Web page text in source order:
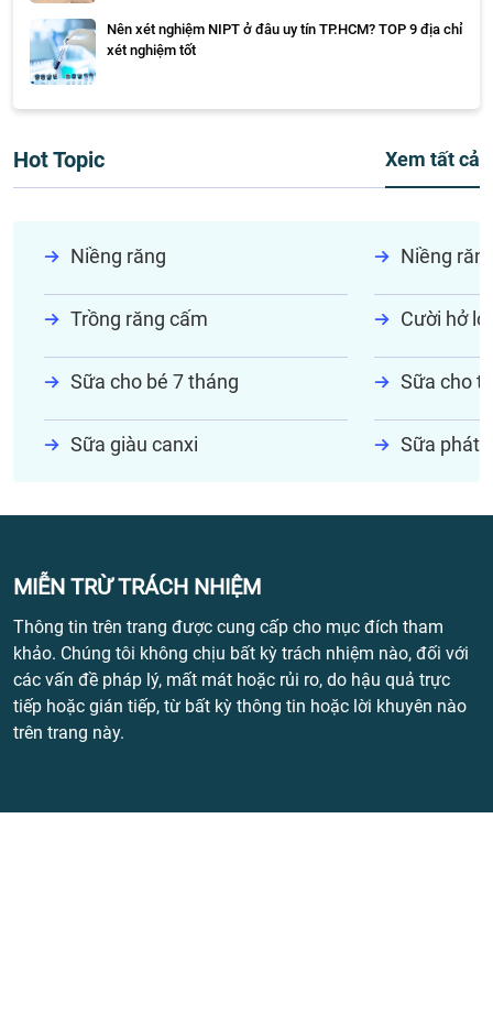
Nên xét nghiệm NIPT ở đâu uy tín TP.HCM? TOP 9 địa chỉ
xét nghiệm tốt
Hot Topic Xem tất cả
Niềng răng Niềng
Trồng răng cấm Cười hở lợi
Sữa cho bé 7 tháng Sữa cho
Sữa giàu canxi Sữa phát
MIỄN TRỪ TRÁCH NHIỆM
Thông tin trên trang được cung cấp cho mục đích tham
khảo. Chúng tôi không chịu bất kỳ trách nhiệm nào, đối với
các vấn đề pháp lý, mất mát hoặc rủi ro, do hậu quả trực
tiếp hoặc gián tiếp, từ bất kỳ thông tin hoặc lời khuyên nào
trên trang này.